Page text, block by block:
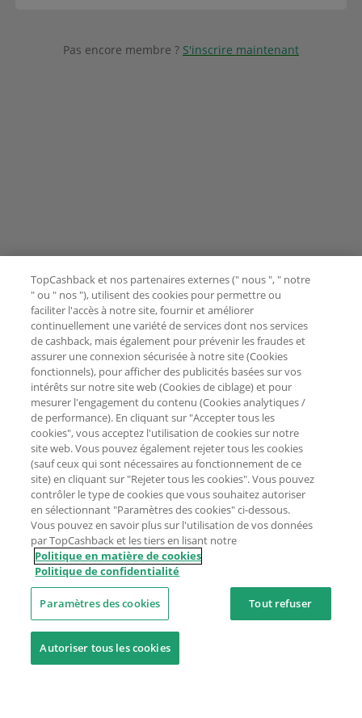
Pas encore membre ? S'inscrire maintenant
TopCashback et nos partenaires externes (" nous ", " notre
" ou " nos "), utilisent des cookies pour permettre ou
faciliter l'accès à notre site, fournir et améliorer
continuellement une variété de services dont nos services
de cashback, mais également pour prévenir les fraudes et
assurer une connexion sécurisée à notre site (Cookies
fonctionnels), pour afficher des publicités basées sur vos
intérêts sur notre site web (Cookies de ciblage) et pour
mesurer l'engagement du contenu (Cookies analytiques /
de performance). En cliquant sur "Accepter tous les
cookies", vous acceptez l'utilisation de cookies sur notre
site web. Vous pouvez également rejeter tous les cookies
(sauf ceux qui sont nécessaires au fonctionnement de ce
site) en cliquant sur "Rejeter tous les cookies". Vous pouvez
contrôler le type de cookies que vous souhaitez autoriser
en sélectionnant "Paramètres des cookies" ci-dessous.
Vous pouvez en savoir plus sur l'utilisation de vos données
par TopCashback et les tiers en lisant notre
Politique en matière de cookies
Politique de confidentialité
Paramètres des cookies Tout refuser
Autoriser tous les cookies